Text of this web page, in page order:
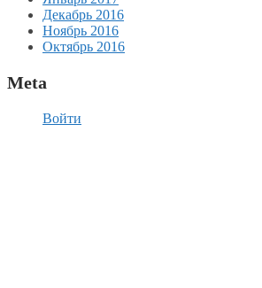
Декабрь 2016
Ноябрь 2016
Октябрь 2016
Meta
Войти